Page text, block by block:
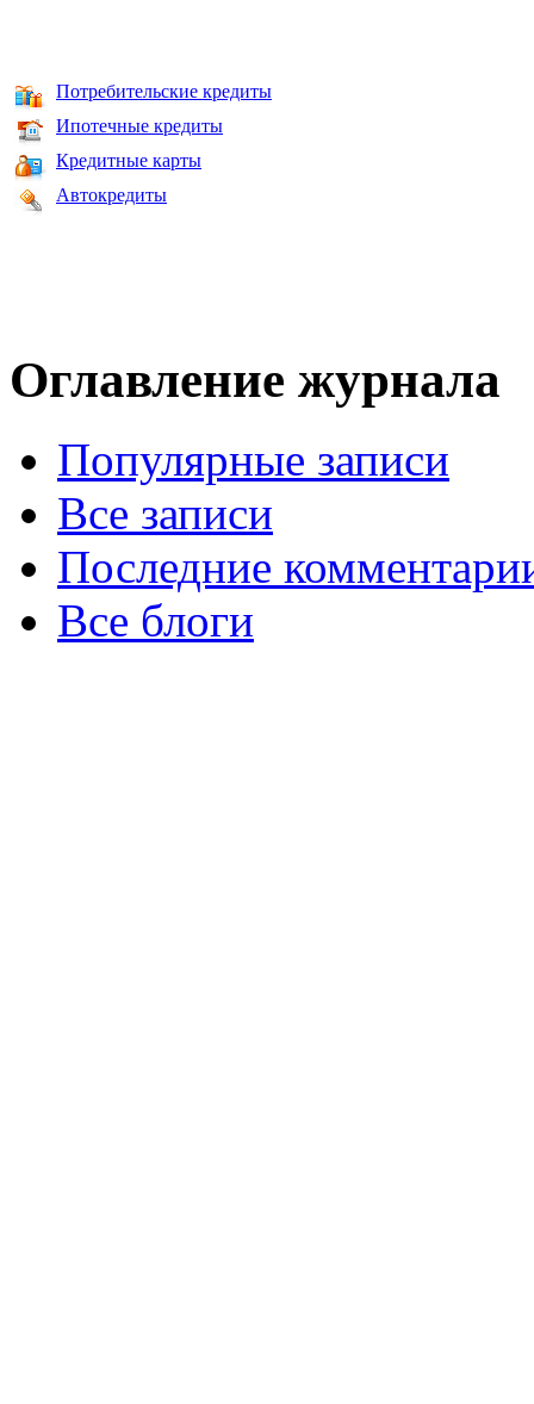
Потребительские кредиты
Ипотечные кредиты
Кредитные карты
Автокредиты
Оглавление журнала
Популярные записи
Все записи
Последние
Все блоги